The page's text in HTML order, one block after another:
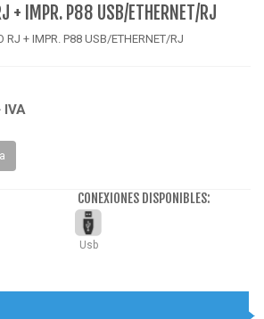
+ IMPR. P88 USB/ETHERNET/RJ
RJ + IMPR. P88 USB/ETHERNET/RJ
IVA
CONEXIONES DISPONIBLES:
Usb